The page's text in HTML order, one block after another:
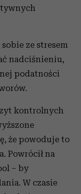
ze stresem
nadciśnieniu,
podatności
kontrolnych
że powoduje to
Powrócił na
– by
W czasie